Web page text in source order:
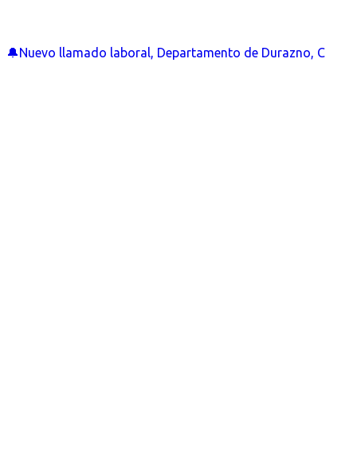
🔔Nuevo llamado laboral, Departamento de Durazno, C